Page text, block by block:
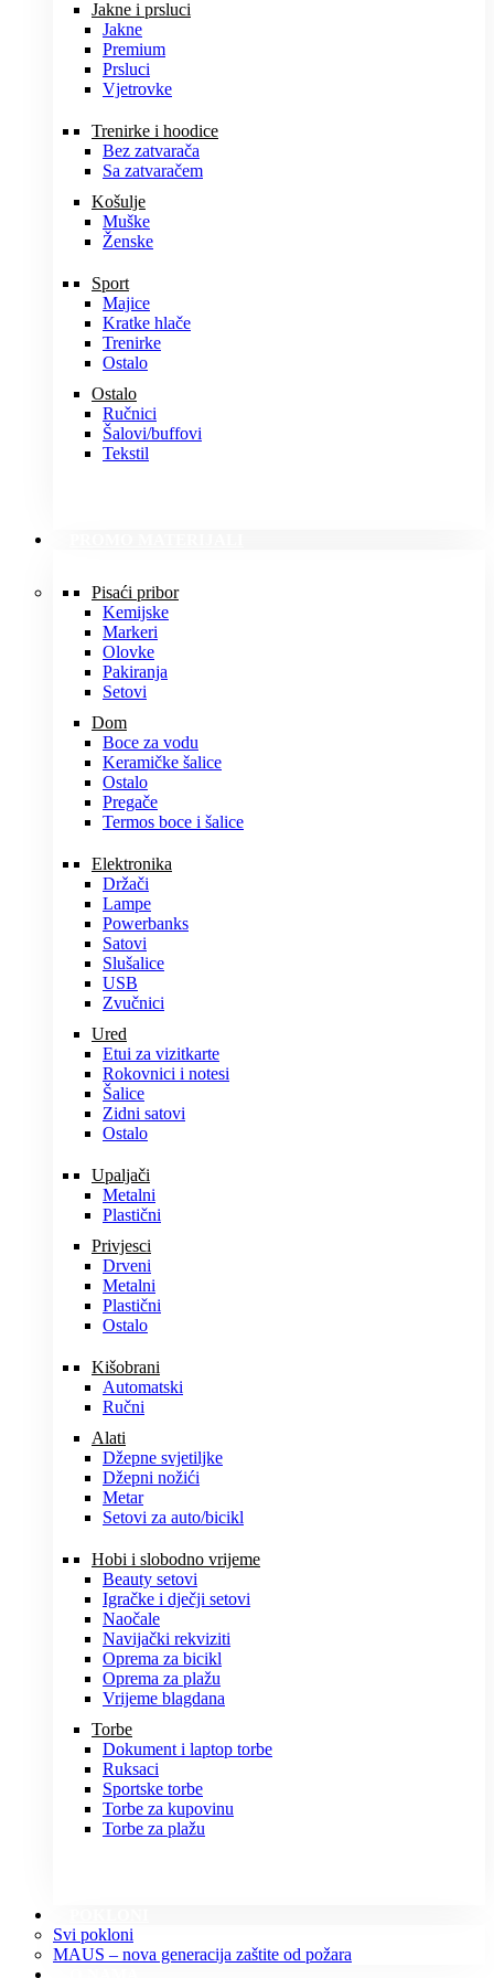
Jakne i prsluci
Jakne
Premium
Prsluci
Vjetrovke
Trenirke i hoodice
Bez zatvarača
Sa zatvaračem
Košulje
Muške
Ženske
Sport
Majice
Kratke hlače
Trenirke
Ostalo
Ostalo
Ručnici
Šalovi/buffovi
Tekstil
Pisaći pribor
Kemijske
Markeri
Olovke
Pakiranja
Setovi
Dom
Boce za vodu
Keramičke šalice
Ostalo
Pregače
Termos boce i šalice
Elektronika
Držači
Lampe
Powerbanks
Satovi
Slušalice
USB
Zvučnici
Ured
Etui za vizitkarte
Rokovnici i notesi
Šalice
Zidni satovi
Ostalo
Upaljači
Metalni
Plastični
Privjesci
Drveni
Metalni
Plastični
Ostalo
Kišobrani
Automatski
Ručni
Alati
Džepne svjetiljke
Džepni nožići
Metar
Setovi za auto/bicikl
Hobi i slobodno vrijeme
Beauty setovi
Igračke i dječji setovi
Naočale
Navijački rekviziti
Oprema za bicikl
Oprema za plažu
Vrijeme blagdana
Torbe
Dokument i laptop torbe
Ruksaci
Sportske torbe
Torbe za kupovinu
Torbe za plažu
Svi pokloni
MAUS – nova generacija zaštite od požara